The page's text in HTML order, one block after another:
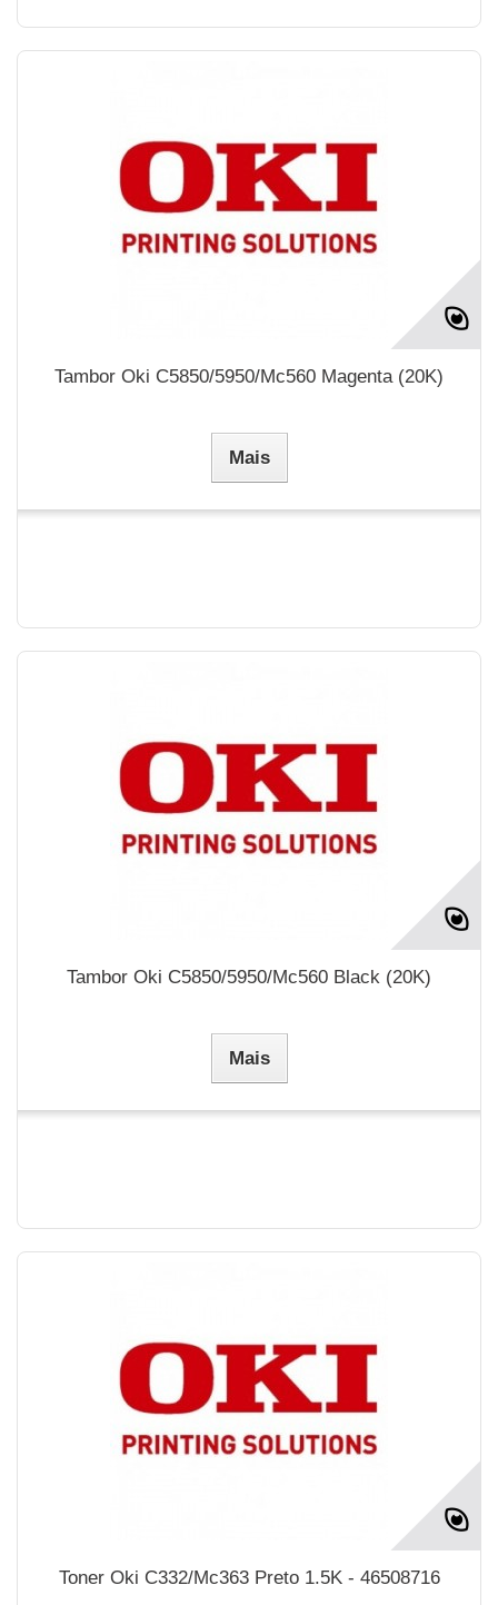
Tambor Oki C5850/5950/Mc560 Magenta (20K)
Mais
Tambor Oki C5850/5950/Mc560 Black (20K)
Mais
Toner Oki C332/Mc363 Preto 1.5K - 46508716